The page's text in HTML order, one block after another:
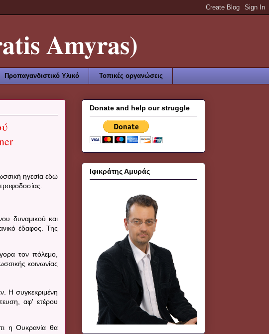
Amyras)
Προπαγανδιστικό Υλικό Τοπικές οργανώσεις
ηγεσία εδώ
δυναμικού και
έδαφος. Της
τον πόλεμο,
κοινωνίας
Η συγκεκριμένη
αφ' ετέρου
η Ουκρανία θα
Donate and help our struggle
Ιφικράτης Αμυράς